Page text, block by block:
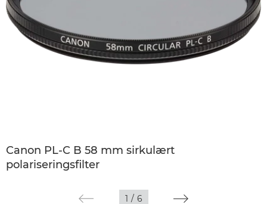
Canon PL-C B 58 mm sirkulært
polariseringsfilter
1 / 6